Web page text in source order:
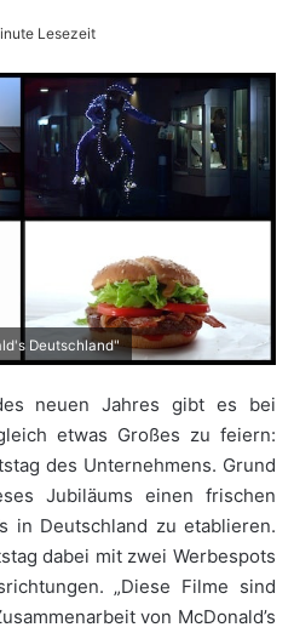
Lesezeit
Deutschland"
neuen Jahres gibt es bei
etwas Großes zu feiern:
des Unternehmens. Grund
Jubiläums einen frischen
in Deutschland zu etablieren.
dabei mit zwei Werbespots
„Diese Filme sind
von McDonald’s